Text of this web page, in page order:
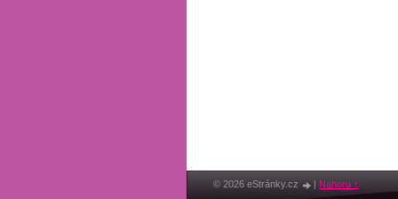
© 2026 eStránky.cz | Nahoru ↑